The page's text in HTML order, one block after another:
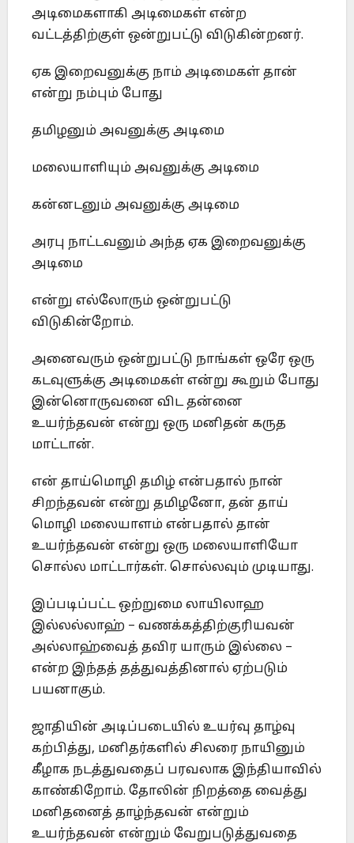
அடிமைகளாகி அடிமைகள் என்ற
வட்டத்திற்குள் ஒன்றுபட்டு விடுகின்றனர்.
ஏக இறைவனுக்கு நாம் அடிமைகள் தான்
என்று நம்பும் போது
தமிழனும் அவனுக்கு அடிமை
மலையாளியும் அவனுக்கு அடிமை
கன்னடனும் அவனுக்கு அடிமை
அரபு நாட்டவனும் அந்த ஏக இறைவனுக்கு
அடிமை
என்று எல்லோரும் ஒன்றுபட்டு
விடுகின்றோம்.
அனைவரும் ஒன்றுபட்டு நாங்கள் ஒரே ஒரு
கடவுளுக்கு அடிமைகள் என்று கூறும் போது
இன்னொருவனை விட தன்னை
உயர்ந்தவன் என்று ஒரு மனிதன் கருத
மாட்டான்.
என் தாய்மொழி தமிழ் என்பதால் நான்
சிறந்தவன் என்று தமிழனோ, தன் தாய்
மொழி மலையாளம் என்பதால் தான்
உயர்ந்தவன் என்று ஒரு மலையாளியோ
சொல்ல மாட்டார்கள். சொல்லவும் முடியாது.
இப்படிப்பட்ட ஒற்றுமை லாயிலாஹ
இல்லல்லாஹ் – வணக்கத்திற்குரியவன்
அல்லாஹ்வைத் தவிர யாரும் இல்லை –
என்ற இந்தத் தத்துவத்தினால் ஏற்படும்
பயனாகும்.
ஜாதியின் அடிப்படையில் உயர்வு தாழ்வு
கற்பித்து, மனிதர்களில் சிலரை நாயினும்
கீழாக நடத்துவதைப் பரவலாக இந்தியாவில்
காண்கிறோம். தோலின் நிறத்தை வைத்து
மனிதனைத் தாழ்ந்தவன் என்றும்
உயர்ந்தவன் என்றும் வேறுபடுத்துவதை